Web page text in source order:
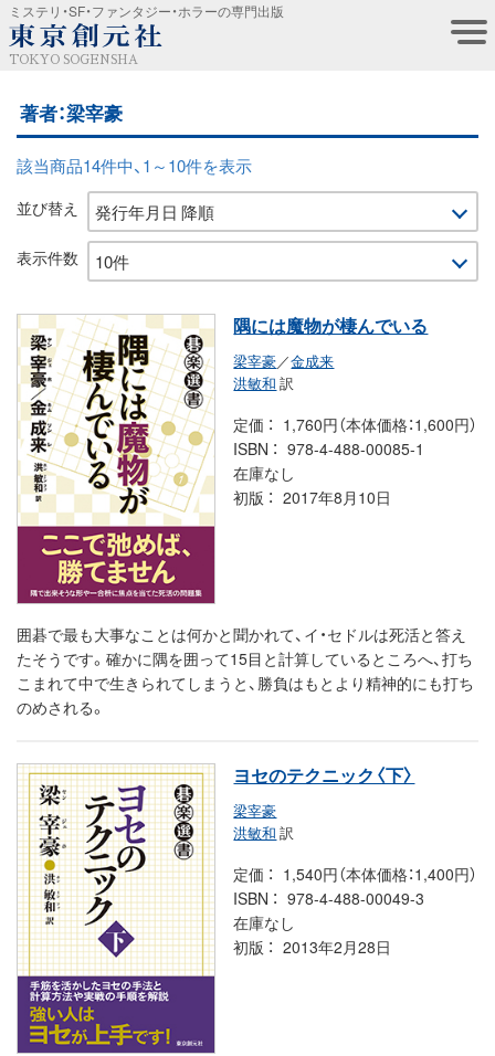
ミステリ・SF・ファンタジー・ホラーの専門出版
TOKYO SOGENSHA
著者：梁宰豪
該当商品14件中、1～10件を表示
並び替え
表示件数
隅には魔物が棲んでいる
梁宰豪／金成来
洪敏和 訳
定価
1,760円（本体価格：1,600円）
ISBN
978-4-488-00085-1
在庫なし
初版
2017年8月10日
囲碁で最も大事なことは何かと聞かれて、イ・セドルは死活と答え
たそうです。確かに隅を囲って15目と計算しているところへ、打ち
こまれて中で生きられてしまうと、勝負はもとより精神的にも打ち
のめされる。
ヨセのテクニック〈下〉
梁宰豪
洪敏和 訳
定価
1,540円（本体価格：1,400円）
ISBN
978-4-488-00049-3
在庫なし
初版
2013年2月28日